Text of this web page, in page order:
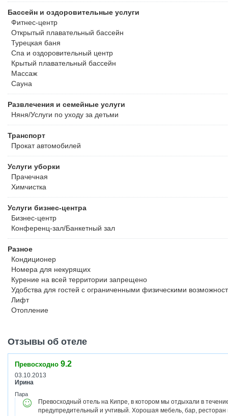
Бассейн и оздоровительные услуги
Фитнес-центр
Открытый плавательный бассейн
Турецкая баня
Спа и оздоровительный центр
Крытый плавательный бассейн
Массаж
Сауна
Развлечения и семейные услуги
Няня/Услуги по уходу за детьми
Транспорт
Прокат автомобилей
Услуги уборки
Прачечная
Химчистка
Услуги бизнес-центра
Бизнес-центр
Конференц-зал/Банкетный зал
Разное
Кондиционер
Номера для некурящих
Курение на всей территории запрещено
Удобства для гостей с ограниченными физическими
Лифт
Отопление
Отзывы об отеле
Превосходно 9.2
03.10.2013
Ирина
Пара
Превосходный отель на Кипре, в котором мы отдыхали в
предупредительный и учтивый. Хорошая мебель, бар, ресторан